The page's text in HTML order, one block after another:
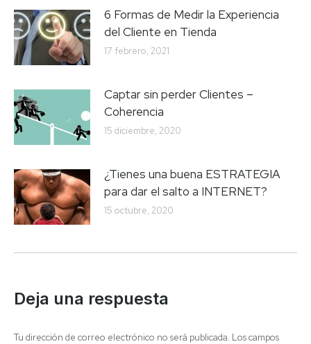
6 Formas de Medir la Experiencia
del Cliente en Tienda
17 febrero, 2021
Captar sin perder Clientes –
Coherencia
15 diciembre, 2020
¿Tienes una buena ESTRATEGIA
para dar el salto a INTERNET?
15 octubre, 2020
Deja una respuesta
Tu dirección de correo electrónico no será publicada. Los campos